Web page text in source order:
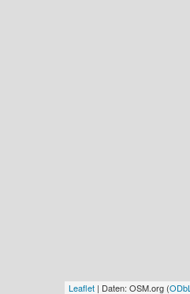
Leaflet | Daten: OSM.org (ODbL